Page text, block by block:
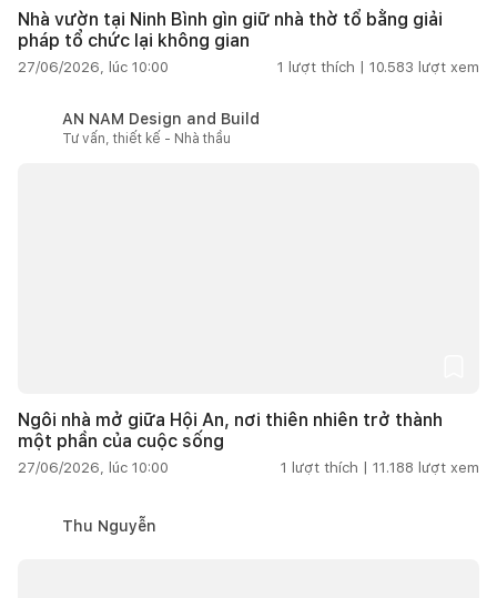
Nhà vườn tại Ninh Bình gìn giữ nhà thờ tổ bằng giải
pháp tổ chức lại không gian
27/06/2026, lúc 10:00 1 lượt thích | 10.583 lượt xem
AN NAM Design and Build
Tư vấn, thiết kế - Nhà thầu
Ngôi nhà mở giữa Hội An, nơi thiên nhiên trở thành
một phần của cuộc sống
27/06/2026, lúc 10:00 1 lượt thích | 11.188 lượt xem
Thu Nguyễn